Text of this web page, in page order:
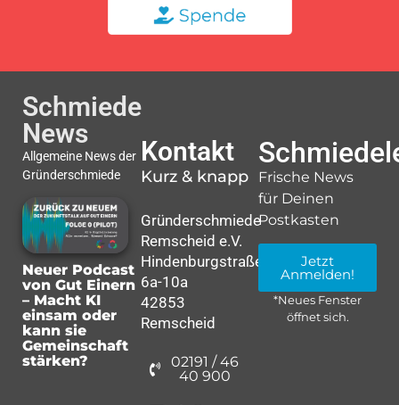
Schmiede
News
Allgemeine News der
Gründerschmiede
Neuer Podcast
von Gut Einern
– Macht KI
einsam oder
kann sie
Gemeinschaft
stärken?
Kontakt
Kurz & knapp
Gründerschmiede
Remscheid e.V.
Hindenburgstraße
6a-10a
42853
Remscheid
02191 / 46
40 900
Frische News
für Deinen
Postkasten
Jetzt
Anmelden!
*Neues Fenster
öffnet sich.